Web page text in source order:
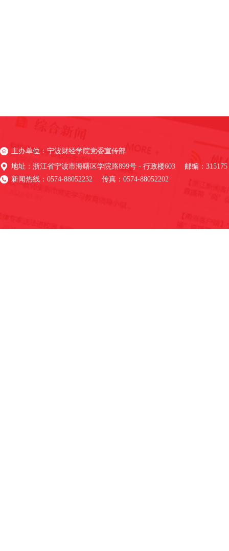
主办单位：宁波财经学院党委宣传部
地址：浙江省宁波市海曙区学院路899号 - 行政楼603 邮编：315175
新闻热线：0574-88052232 传真：0574-88052202